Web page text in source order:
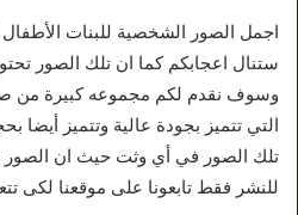
اجمل الصور الشخصية للبنات
ستنال اعجابكم كما ان تلك الصور
وسوف نقدم لكم مجموعه كبيرة من
التي تتميز بجودة عالية وتتميز أيضا
تلك الصور في أي وثت حيث ان الصور
للنشر فقط تابعونا على موقعنا لكى